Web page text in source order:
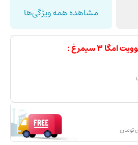
مشاهده همه ویژگی‌ها
3 سیمرغ :
تومان